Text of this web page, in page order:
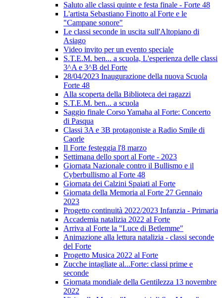
Saluto alle classi quinte e festa finale - Forte 48
L'artista Sebastiano Finotto al Forte e le
"Campane sonore"
Le classi seconde in uscita sull'Altopiano di
Asiago
Video invito per un evento speciale
S.T.E.M. ben... a scuola, L'esperienza delle classi
3^A e 3^B del Forte
28/04/2023 Inaugurazione della nuova Scuola
Forte 48
Alla scoperta della Biblioteca dei ragazzi
S.T.E.M. ben... a scuola
Saggio finale Corso Yamaha al Forte: Concerto
di Pasqua
Classi 3A e 3B protagoniste a Radio Smile di
Caorle
Il Forte festeggia l'8 marzo
Settimana dello sport al Forte - 2023
Giornata Nazionale contro il Bullismo e il
Cyberbullismo al Forte 48
Giornata dei Calzini Spaiati al Forte
Giornata della Memoria al Forte 27 Gennaio
2023
Progetto continuità 2022/2023 Infanzia - Primaria
Accademia natalizia 2022 al Forte
Arriva al Forte la "Luce di Betlemme"
Animazione alla lettura natalizia - classi seconde
del Forte
Progetto Musica 2022 al Forte
Zucche intagliate al...Forte: classi prime e
seconde
Giornata mondiale della Gentilezza 13 novembre
2022